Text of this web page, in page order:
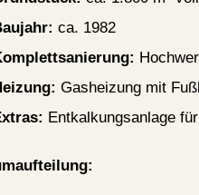
ca. 1982
Gasheizung mit
Entkalkungsanlage